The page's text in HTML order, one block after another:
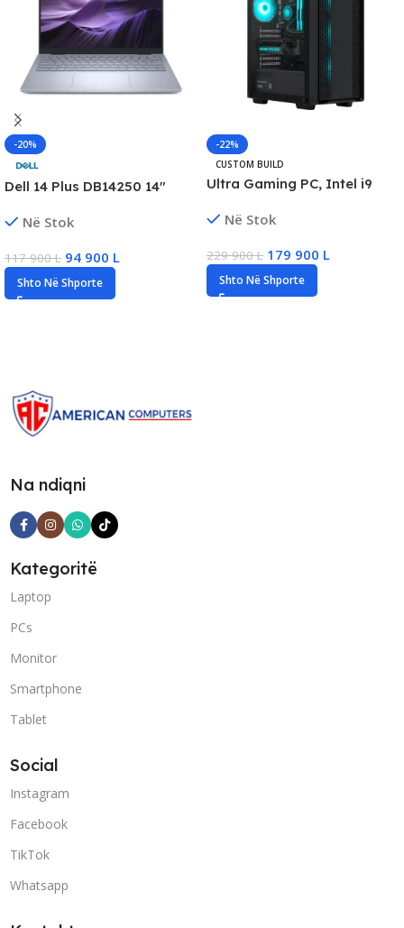
-20%
Dell 14 Plus DB14250 14″
Ultra 7 258V, 32GB RAM, 1TB
Në Stok
117 900L 94 900 L
Shto Në Shporte
-22%
CUSTOM BUILD
Ultra Gaming PC, Intel i9
NVMe, RTX 5070/12GB, New
Në Stok
229 900L 179 900 L
Shto Në Shporte
Na ndiqni
Kategoritë
Laptop
PCs
Monitor
Smartphone
Tablet
Social
Instagram
Facebook
TikTok
Whatsapp